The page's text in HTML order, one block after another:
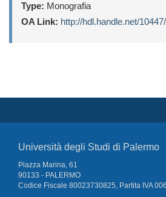
Type: Monografia
OA Link: http://hdl.handle.net/
Università degli Studi di Palermo
Piazza Marina, 61
90133 - PALERMO
Codice Fiscale 80023730825, Partita IVA